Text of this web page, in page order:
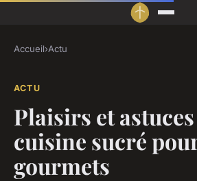
Accueil›Actu
ACTU
Plaisirs et
cuisine sucré
gourmets